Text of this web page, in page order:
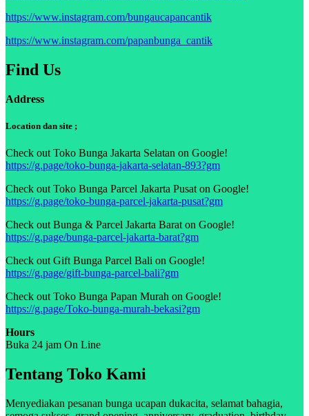
https://www.instagram.com/bungaucapancantik
https://www.instagram.com/papanbunga_cantik
Find Us
Address
Location dan site ;
Check out Toko Bunga Jakarta Selatan on Google!
https://g.page/toko-bunga-jakarta-selatan-893?gm
Check out Toko Bunga Parcel Jakarta Pusat on Google!
https://g.page/toko-bunga-parcel-jakarta-pusat?gm
Check out Bunga & Parcel Jakarta Barat on Google!
https://g.page/bunga-parcel-jakarta-barat?gm
Check out Gift Bunga Parcel Bali on Google!
https://g.page/gift-bunga-parcel-bali?gm
Check out Toko Bunga Papan Murah on Google!
https://g.page/Toko-bunga-murah-bekasi?gm
Hours
Buka 24 jam On Line
Tentang Toko Kami
Menyediakan pesanan bunga ucapan dukacita, selamat bahagia,